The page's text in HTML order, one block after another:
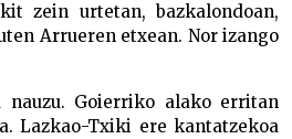
zein urtetan, bazkalondoan,
Arrueren etxean. Nor izango
nauzu. Goierriko alako erritan
Lazkao-Txiki ere kantatzekoa